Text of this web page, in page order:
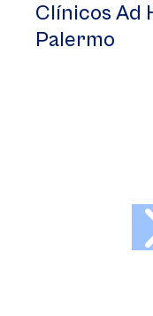
Clínicos Ad
Palermo